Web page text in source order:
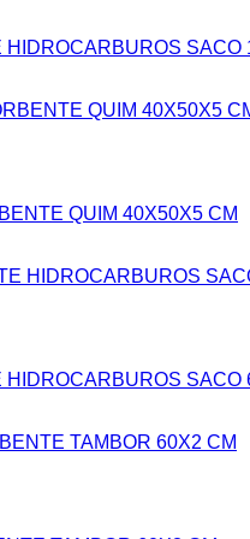
SACO
QUIM 40X50X5 CM
SACO